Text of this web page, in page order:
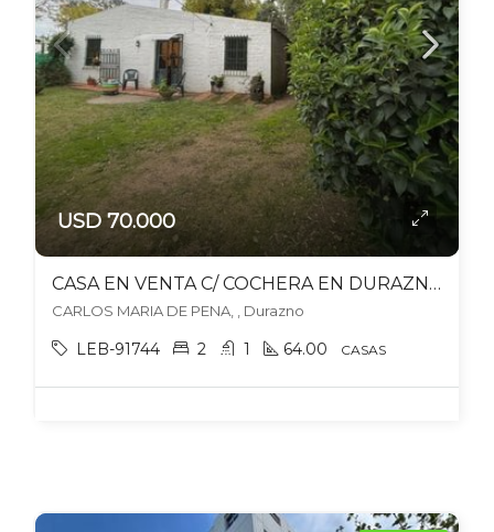
USD 70.000
CASA EN VENTA C/ COCHERA EN DURAZNO
CARLOS MARIA DE PENA, , Durazno
LEB-91744 2 1 64.00 CASAS